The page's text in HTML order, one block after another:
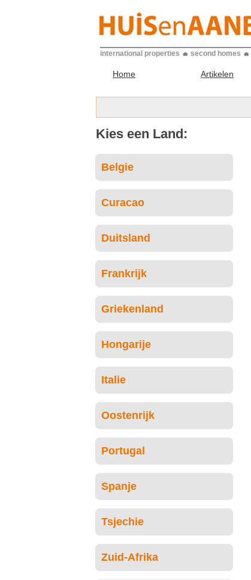
international properties second homes
Home Artikelen
Kies een Land:
Belgie
Curacao
Duitsland
Frankrijk
Griekenland
Hongarije
Italie
Oostenrijk
Portugal
Spanje
Tsjechie
Zuid-Afrika